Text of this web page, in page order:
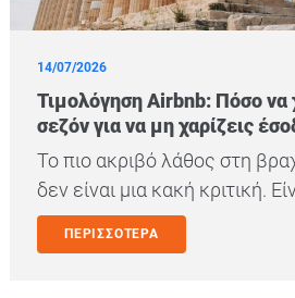
14/07/2026
Τιμολόγηση Airbnb: Πόσο να
σεζόν για να μη χαρίζεις
Το πιο ακριβό λάθος στη
δεν είναι μια κακή κριτική.
ΠΕΡΙΣΣΟΤΕΡΑ